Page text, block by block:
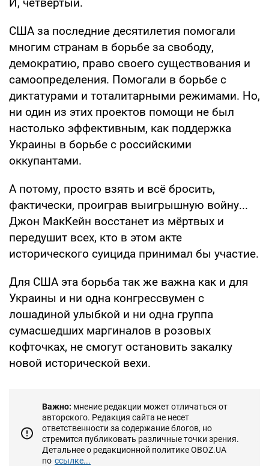
США за последние десятилетия помогали
многим странам в борьбе за свободу,
демократию, право своего существования и
самоопределения. Помогали в борьбе с
диктатурами и тоталитарными режимами. Но,
ни один из этих проектов помощи не был
настолько эффективным, как поддержка
Украины в борьбе с российскими
оккупантами.
А потому, просто взять и всё бросить,
фактически, проиграв выигрышную войну...
Джон МакКейн восстанет из мёртвых и
передушит всех, кто в этом акте
исторического суицида принимал бы участие.
Для США эта борьба так же важна как и для
Украины и ни одна конгрессвумен с
лошадиной улыбкой и ни одна группа
сумасшедших маргиналов в розовых
кофточках, не смогут остановить закалку
новой исторической вехи.
Важно: мнение редакции может отличаться от
авторского. Редакция сайта не несет
ответственности за содержание блогов, но
стремится публиковать различные точки зрения.
Детальнее о редакционной политике OBOZ.UA
по ссылке...